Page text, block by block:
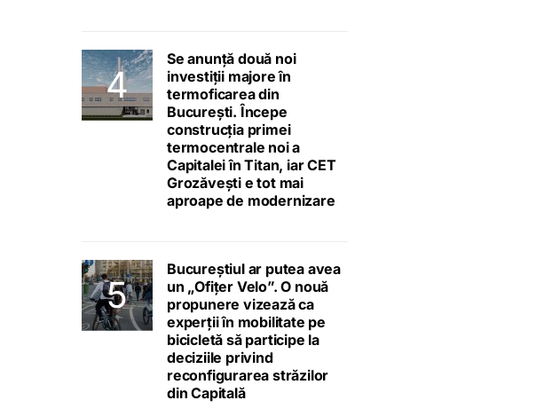
Se anunță două noi
investiții majore în
termoficarea din
București. Începe
construcția primei
termocentrale noi a
Capitalei în Titan, iar CET
Grozăvești e tot mai
aproape de modernizare
Bucureștiul ar putea avea
un „Ofițer Velo”. O nouă
propunere vizează ca
experții în mobilitate pe
bicicletă să participe la
deciziile privind
reconfigurarea străzilor
din Capitală